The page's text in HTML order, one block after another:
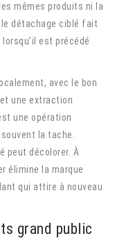
mêmes produits ni la
le détachage ciblé fait
est précédé
avec le bon
une extraction
une opération
la tache.
peut décolorer. À
élimine la marque
qui attire à nouveau
grand public